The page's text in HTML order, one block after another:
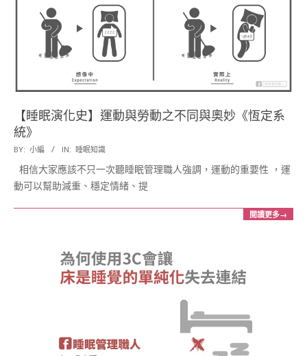
【睡眠演化史】運動與勞動之不同與奧妙《恆定系
統》
2017-
05-
22
BY: 小編 IN: 睡眠知識
相信大家應該不只一次聽睡眠管理職人強調，運動的重要性 ，運
動可以幫助減重、穩定情緒、提
閱讀更多→